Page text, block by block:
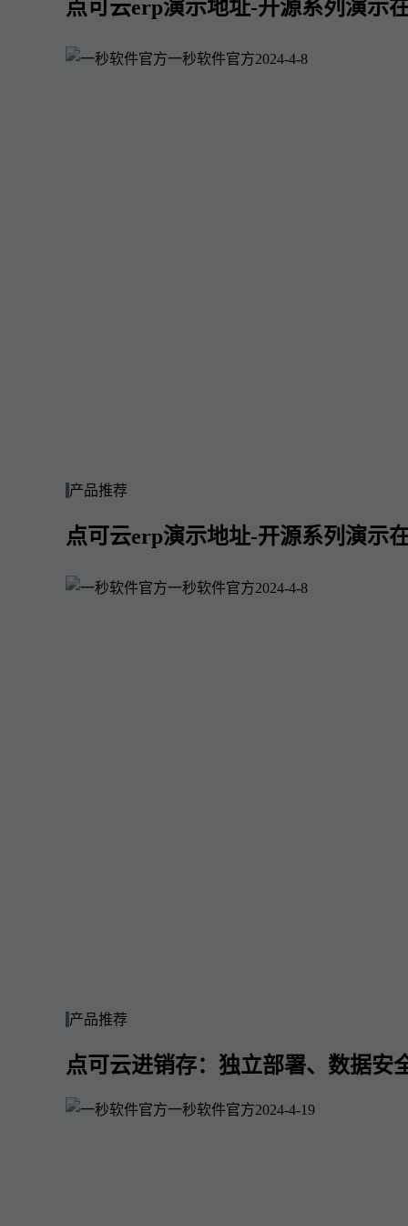
点可云erp演示地址-开源系列演示
一秒软件官方2024-4-8
产品推荐
点可云erp演示地址-开源系列演示
一秒软件官方2024-4-8
产品推荐
点可云进销存：独立部署、数据安
一秒软件官方2024-4-19